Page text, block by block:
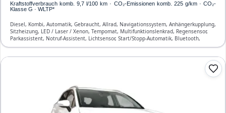
Kraftstoffverbrauch komb. 9,7 l/100 km · CO₂-Emissionen komb. 225 g/km · CO₂-
Klasse G · WLTP*
Diesel, Kombi, Automatik, Gebraucht, Allrad, Navigationssystem, Anhängerkupplung,
Sitzheizung, LED / Laser / Xenon, Tempomat, Multifunktionslenkrad, Regensensor,
Parkassistent, Notruf-Assistent, Lichtsensor, Start/Stopp-Automatik, Bluetooth,
Freisprecheinrichtung, Verkehrszeichen-Erkennung, ESP, ABS, Klimatisierung, Front-